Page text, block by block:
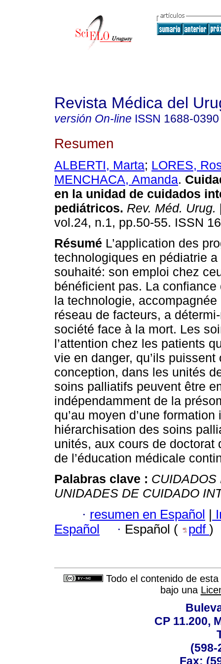
Revista Médica del
versión On-line ISSN 1688-0390
Resumen
ALBERTI, Marta; LORES,
MENCHACA, Amanda.
en la unidad de cuidados
pediátricos. Rev. Méd. Urug.
vol.24, n.1, pp.50-55. ISSN
Résumé L’application des
technologiques en pédiatrie
souhaité: son emploi chez
bénéficient pas. La confiance
la technologie, accompagnée
réseau de facteurs, a
société face à la mort. Les
l’attention chez les patients
vie en danger, qu’ils
conception, dans les unités
soins palliatifs peuvent être
indépendamment de la
qu’au moyen d’une
hiérarchisation des soins
unités, aux cours de
de l’éducation médicale
Palabras clave : CUIDADOS
UNIDADES DE CUIDADO
· resumen en Español |
Español
· Español ( pdf )
Todo el contenido de
bajo una
CP 11.200,
(598-
Fax: